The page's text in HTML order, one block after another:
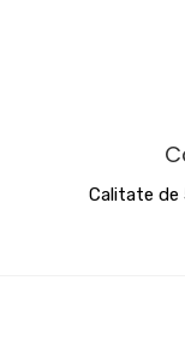
Calitate de